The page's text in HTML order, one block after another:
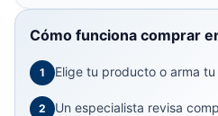
Cómo funciona comprar
1 Elige tu producto o arma
2
Un especialista revisa